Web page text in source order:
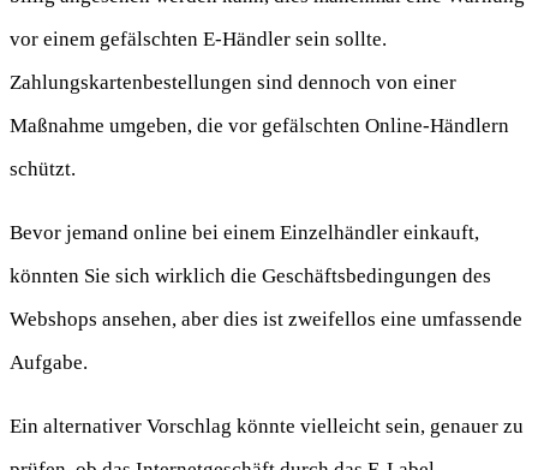
vor einem gefälschten E-Händler sein sollte.
Zahlungskartenbestellungen sind dennoch von einer
Maßnahme umgeben, die vor gefälschten Online-Händlern
schützt.
Bevor jemand online bei einem Einzelhändler einkauft,
könnten Sie sich wirklich die Geschäftsbedingungen des
Webshops ansehen, aber dies ist zweifellos eine umfassende
Aufgabe.
Ein alternativer Vorschlag könnte vielleicht sein, genauer zu